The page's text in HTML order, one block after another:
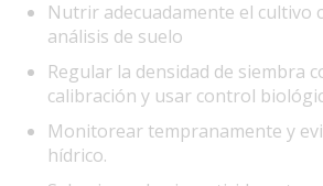
Nutrir adecuadamente el cultivo
análisis de suelo
Regular la densidad de siembra
calibración y usar control
Monitorear tempranamente y
hídrico.